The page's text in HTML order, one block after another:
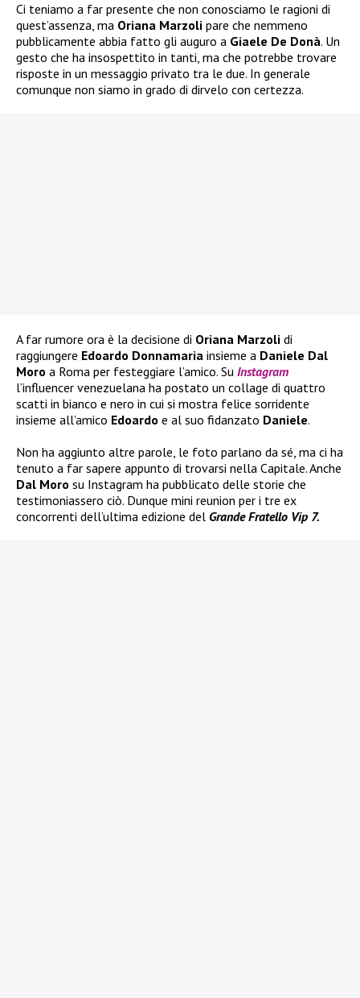
Ci teniamo a far presente che non conosciamo le ragioni di
quest’assenza, ma Oriana Marzoli pare che nemmeno
pubblicamente abbia fatto gli auguro a Giaele De Donà. Un
gesto che ha insospettito in tanti, ma che potrebbe trovare
risposte in un messaggio privato tra le due. In generale
comunque non siamo in grado di dirvelo con certezza.
A far rumore ora è la decisione di Oriana Marzoli di
raggiungere Edoardo Donnamaria insieme a Daniele Dal
Moro a Roma per festeggiare l’amico. Su Instagram
l’influencer venezuelana ha postato un collage di quattro
scatti in bianco e nero in cui si mostra felice sorridente
insieme all’amico Edoardo e al suo fidanzato Daniele.
Non ha aggiunto altre parole, le foto parlano da sé, ma ci ha
tenuto a far sapere appunto di trovarsi nella Capitale. Anche
Dal Moro su Instagram ha pubblicato delle storie che
testimoniassero ciò. Dunque mini reunion per i tre ex
concorrenti dell’ultima edizione del Grande Fratello Vip 7.